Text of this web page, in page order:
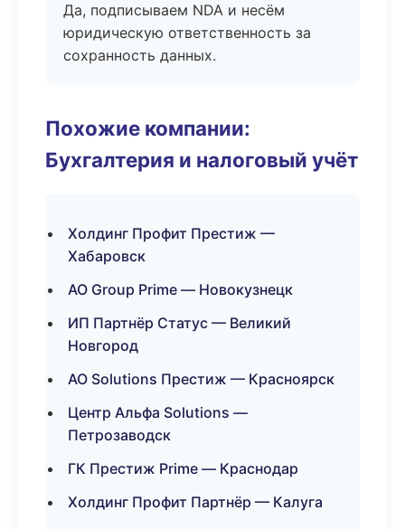
Да, подписываем NDA и несём
юридическую ответственность за
сохранность данных.
Похожие компании:
Бухгалтерия и налоговый учёт
Холдинг Профит Престиж —
Хабаровск
АО Group Prime — Новокузнецк
ИП Партнёр Статус — Великий
Новгород
АО Solutions Престиж — Красноярск
Центр Альфа Solutions —
Петрозаводск
ГК Престиж Prime — Краснодар
Холдинг Профит Партнёр — Калуга